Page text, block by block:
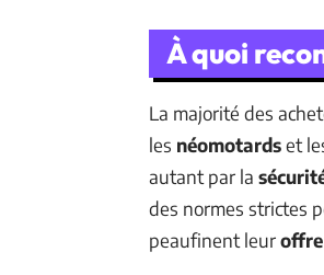
À quoi
La majorité des
les néomotardset
autant par la
des normes strictes
peaufinent leuroffre